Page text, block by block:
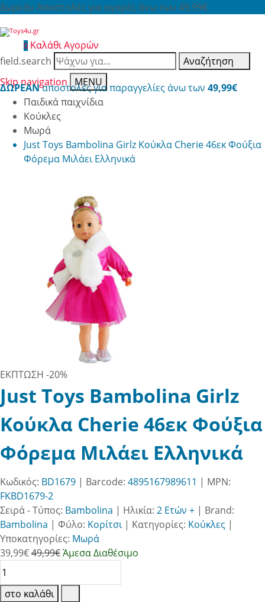
Δωρεάν Αποστολές για αγορές άνω των 49,99€
0 Καλάθι Αγορών
field.search
Αναζήτηση
Skip navigation
MENU
ΔΩΡΕΑΝαποστολές για παραγγελίες άνω των 49,99€
Παιδικά παιχνίδια
Κούκλες
Μωρά
Just Toys Bambolina Girlz Κούκλα Cherie 46εκ Φούξια
Φόρεμα Μιλάει Ελληνικά
ΕΚΠΤΩΣΗ -20%
Just Toys Bambolina Girlz
Κούκλα Cherie 46εκ Φούξια
Φόρεμα Μιλάει Ελληνικά
Κωδικός: BD1679 | Barcode: 4895167989611 | MPN:
FKBD1679-2
Σειρά - Τύπος: Bambolina | Ηλικία: 2 Ετών + | Brand:
Bambolina | Φύλο: Κορίτσι| Κατηγορίες: Κούκλες |
Υποκατηγορίες: Μωρά
39,99€49,99€Άμεσα Διαθέσιμο
στο καλάθι